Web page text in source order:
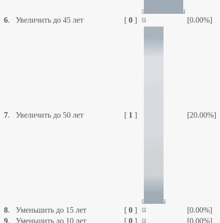
6. Увеличить до 45 лет [ 0] [0.00%]
7. Увеличить до 50 лет [ 1 ] [20.00%]
8. Уменьшить до 15 лет [ 0]
[0.00%]
9. Уменьшить до 10 лет [ 0]
[0.00%]